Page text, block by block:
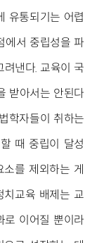
유통되기는 어렵
에서 중립성을 파
낸다. 교육이 국
받아서는 안된다
학자들이 취하는
때 중립이 달성
를 제외하는 게
치교육 배제는 교
로 이어질 뿐이라